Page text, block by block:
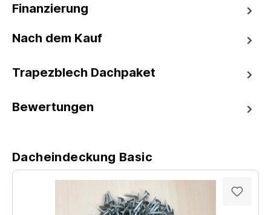
Finanzierung
Nach dem Kauf
Trapezblech Dachpaket
Bewertungen
Dacheindeckung Basic